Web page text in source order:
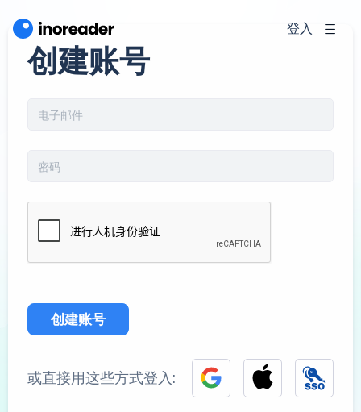
登入
创建账号
创建账号
或直接用这些方式登入: